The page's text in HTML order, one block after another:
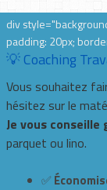
div
padding: 20px;
💡 Coaching
Vous souhaitez
hésitez sur le
Je vous
parquet ou lino.
✅